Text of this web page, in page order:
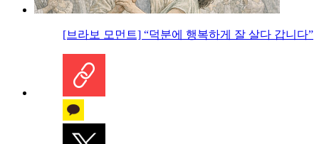
[브라보 모먼트] “덕분에 행복하게 잘 살다 갑니다”